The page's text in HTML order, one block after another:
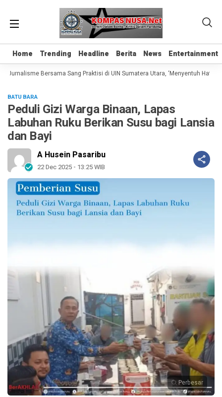
Home Trending Headline Berita News Entertainment
Home Trending Headline Berita News Entertainment
Bersama Sang Praktisi di UIN Sumatera Utara, ‘Menyentuh Hati
BATU BARA
Peduli Gizi Warga Binaan, Lapas
Labuhan Ruku Berikan Susu bagi Lansia
dan Bayi
A Husein Pasaribu
22 Dec 2025 - 13:25 WIB
Perbesar